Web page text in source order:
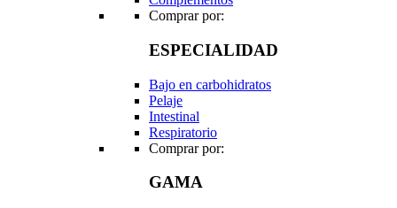
Comprar por:
ESPECIALIDAD
Bajo en carbohidratos
Pelaje
Intestinal
Respiratorio
Comprar por:
GAMA